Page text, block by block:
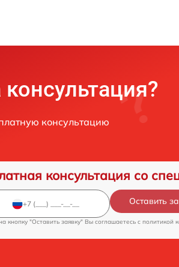
консультацию
консультация со
Оставить
кнопку "Оставить заявку" Вы соглашаетесь c политикой